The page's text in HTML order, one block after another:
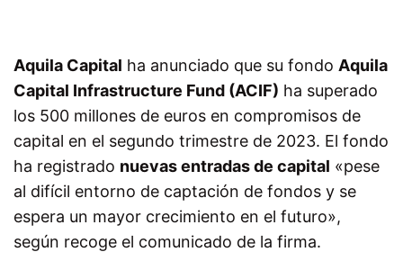
Aquila Capital ha anunciado que su fondo Aquila
Capital Infrastructure Fund (ACIF) ha superado
los 500 millones de euros en compromisos de
capital en el segundo trimestre de 2023. El fondo
ha registrado nuevas entradas de capital «pese
al difícil entorno de captación de fondos y se
espera un mayor crecimiento en el futuro»,
según recoge el comunicado de la firma.